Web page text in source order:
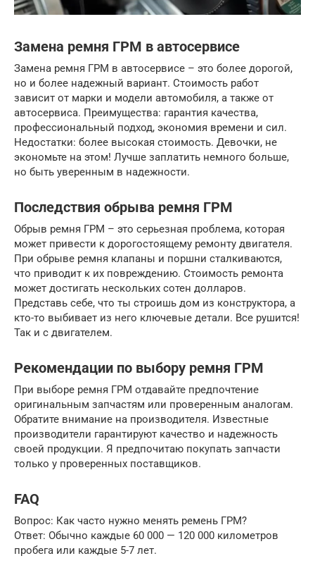
Замена ремня ГРМ в автосервисе
Замена ремня ГРМ в автосервисе – это более дорогой,
но и более надежный вариант. Стоимость работ
зависит от марки и модели автомобиля, а также от
автосервиса. Преимущества: гарантия качества,
профессиональный подход, экономия времени и сил.
Недостатки: более высокая стоимость. Девочки, не
экономьте на этом! Лучше заплатить немного больше,
но быть уверенным в надежности.
Последствия обрыва ремня ГРМ
Обрыв ремня ГРМ – это серьезная проблема, которая
может привести к дорогостоящему ремонту двигателя.
При обрыве ремня клапаны и поршни сталкиваются,
что приводит к их повреждению. Стоимость ремонта
может достигать нескольких сотен долларов.
Представь себе, что ты строишь дом из конструктора, а
кто-то выбивает из него ключевые детали. Все рушится!
Так и с двигателем.
Рекомендации по выбору ремня ГРМ
При выборе ремня ГРМ отдавайте предпочтение
оригинальным запчастям или проверенным аналогам.
Обратите внимание на производителя. Известные
производители гарантируют качество и надежность
своей продукции. Я предпочитаю покупать запчасти
только у проверенных поставщиков.
FAQ
Вопрос: Как часто нужно менять ремень ГРМ?
Ответ: Обычно каждые 60 000 — 120 000 километров
пробега или каждые 5-7 лет.